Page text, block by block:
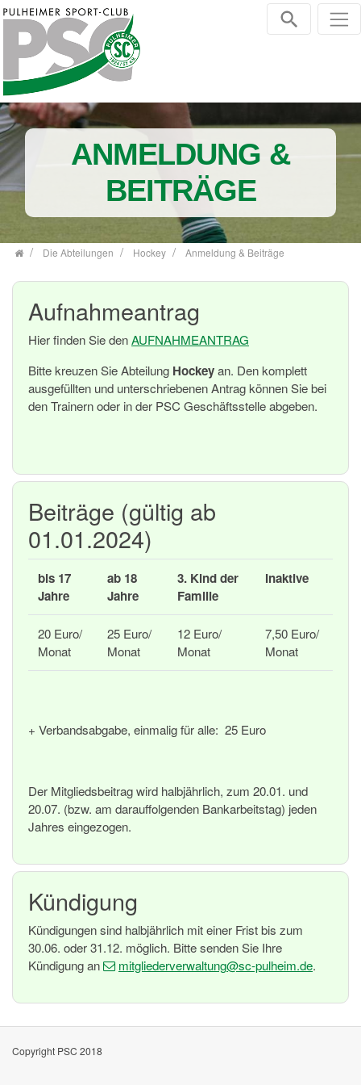
Zum Inhalt springen
ANMELDUNG &
BEITRÄGE
Die Abteilungen Hockey Anmeldung & Beiträge
Aufnahmeantrag
Hier finden Sie denAUFNAHMEANTRAG
Bitte kreuzen Sie Abteilung Hockeyan. Den komplett
ausgefüllten und unterschriebenen Antrag können Sie bei
den Trainern oder in der PSC Geschäftsstelle abgeben.
Beiträge (gültig ab
01.01.2024)
bis 17
Jahre
ab 18
Jahre
3. Kind der
Familie
Inaktive
20 Euro/
Monat
25 Euro/
Monat
12 Euro/
Monat
7,50 Euro/
Monat
+ Verbandsabgabe, einmalig für alle: 25 Euro
Der Mitgliedsbeitrag wird halbjährlich, zum 20.01. und
20.07. (bzw. am darauffolgenden Bankarbeitstag) jeden
Jahres eingezogen.
Kündigung
Kündigungen sind halbjährlich mit einer Frist bis zum
30.06. oder 31.12. möglich. Bitte senden Sie Ihre
Kündigung an
mitgliederverwaltung@sc-pulheim.de.
Copyright PSC 2018